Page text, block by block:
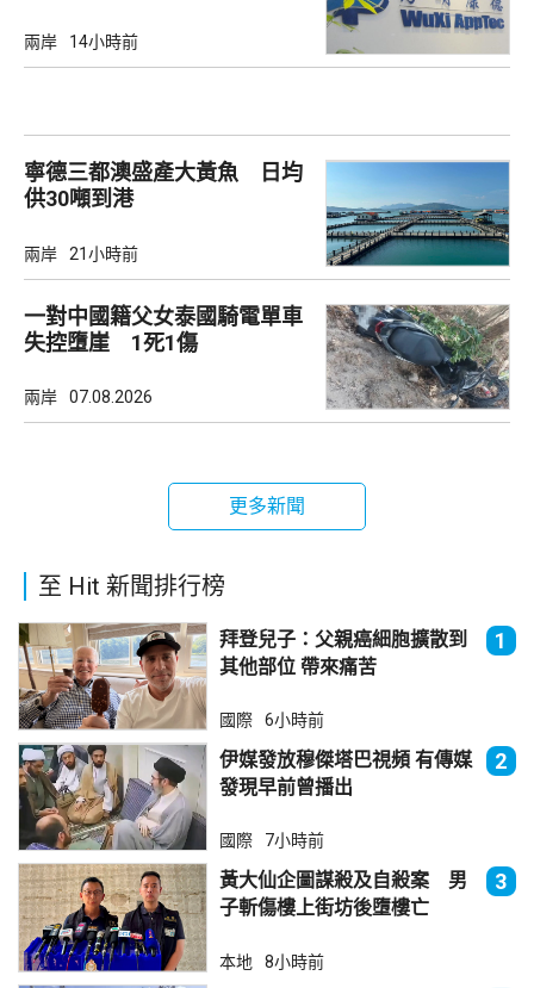
兩岸 14小時前
寧德三都澳盛產大黃魚 日均
供30噸到港
兩岸 21小時前
一對中國籍父女泰國騎電單車
失控墮崖 1死1傷
兩岸 07.08.2026
更多新聞
至 Hit 新聞排行榜
拜登兒子：父親癌細胞擴散到
其他部位 帶來痛苦
1
國際 6小時前
伊媒發放穆傑塔巴視頻 有傳媒
發現早前曾播出
2
國際 7小時前
黃大仙企圖謀殺及自殺案 男
子斬傷樓上街坊後墮樓亡
3
本地 8小時前